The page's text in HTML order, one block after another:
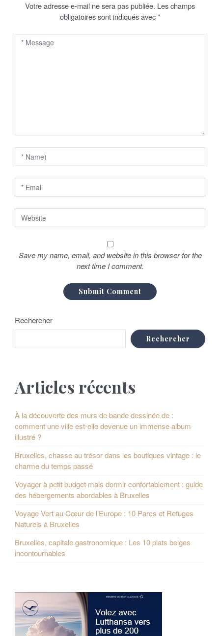
i
’
a
r
t
i
c
l
Votre adresse e-mail ne sera pas publiée. Les champs
obligatoires sont indiqués avec*
Save my name, email, and website in this browser for the
next time I comment.
Rechercher
Rechercher
Articles récents
À la découverte des murs de bande dessinée de :
comment une ville est-elle devenue un immense album
illustré ?
Bruxelles, chasse au trésor dans les boutiques vintage : le
charme du temps passé
Voyager à petit budget mais dormir confortablement : guide
des hébergements abordables à Bruxelles
Voyage Vert au Cœur de l’Europe : 10 Parcs et Refuges
Naturels à Bruxelles
Bruxelles, capitale gastronomique : Les 10 plats belges
incontournables